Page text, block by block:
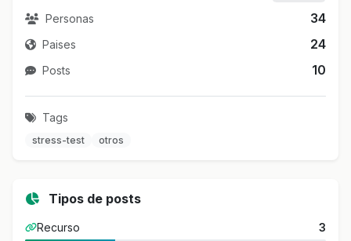
Personas 34
Paises 24
Posts 10
Tags
stress-test otros
Tipos de posts
Recurso
3